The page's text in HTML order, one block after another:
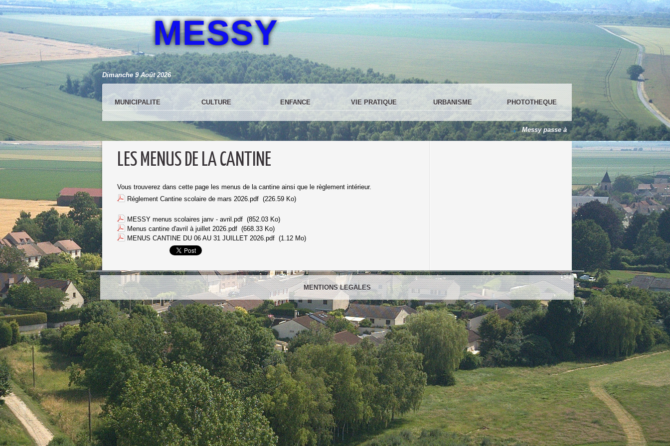
MESSY
Dimanche 9 Août 2026
MUNICIPALITE CULTURE ENFANCE VIE PRATIQUE URBANISME PHOTOTHEQUE
Messy passe à 100 % en LED ! Le centre de
LES MENUS DE LA CANTINE
Vous trouverez dans cette page les menus de la cantine ainsi que le règlement intérieur.
Réglement Cantine scolaire de mars 2026.pdf (226.59 Ko)
MESSY menus scolaires janv - avril.pdf (852.03 Ko)
Menus cantine d'avril à juillet 2026.pdf (668.33 Ko)
MENUS CANTINE DU 06 AU 31 JUILLET 2026.pdf (1.12 Mo)
MENTIONS LEGALES